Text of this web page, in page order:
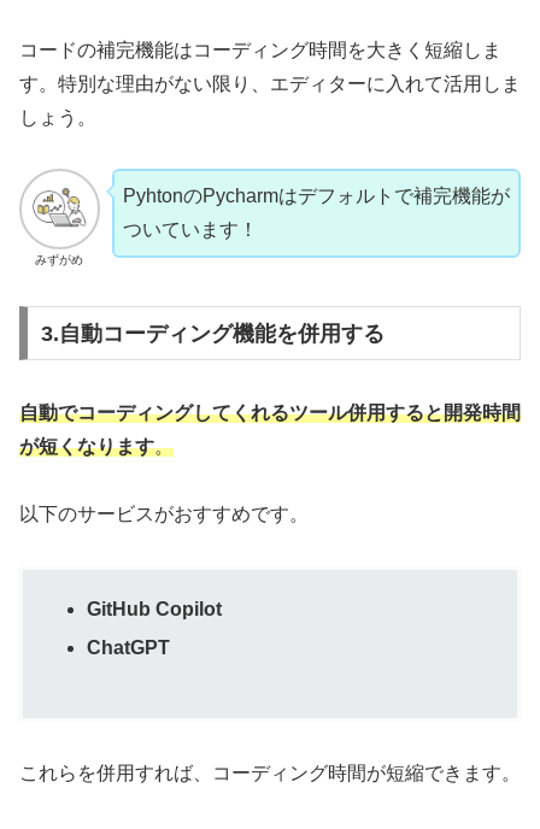
コードの補完機能はコーディング時間を大きく短縮しま
す。特別な理由がない限り、エディターに入れて活用しま
しょう。
みずがめ
PyhtonのPycharmはデフォルトで補完機能が
ついています！
3.自動コーディング機能を併用する
自動でコーディングしてくれるツール併用すると開発時間
が短くなります。
以下のサービスがおすすめです。
GitHub Copilot
ChatGPT
これらを併用すれば、コーディング時間が短縮できます。